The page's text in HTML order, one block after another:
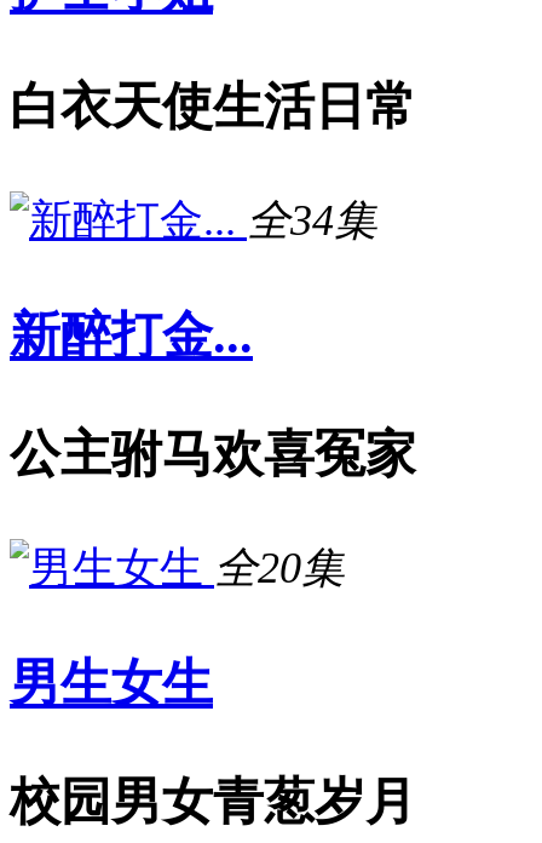
白衣天使生活日常
全34集
新醉打金...
公主驸马欢喜冤家
全20集
男生女生
校园男女青葱岁月